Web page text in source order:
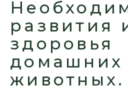
развития
здоровья
домашних
животных.